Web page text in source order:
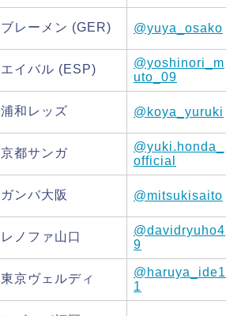
ブレーメン (GER) @yuya_osako
エイバル (ESP)
@yoshinori_m
uto_09
浦和レッズ @koya_yuruki
京都サンガ
@yuki.honda_
official
ガンバ大阪 @mitsukisaito
レノファ山口
@davidryuho4
9
東京ヴェルディ
@haruya_ide1
1